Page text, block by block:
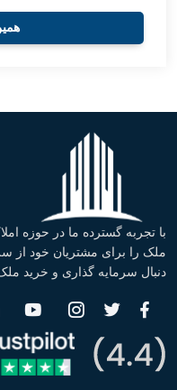
با تجربه گسترده ما در حوزه
ملک را برای مشتریان خود از
دنبال سرمایه گذاری و خرید